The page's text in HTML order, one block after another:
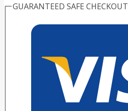
GUARANTEED SAFE CHECKOUT